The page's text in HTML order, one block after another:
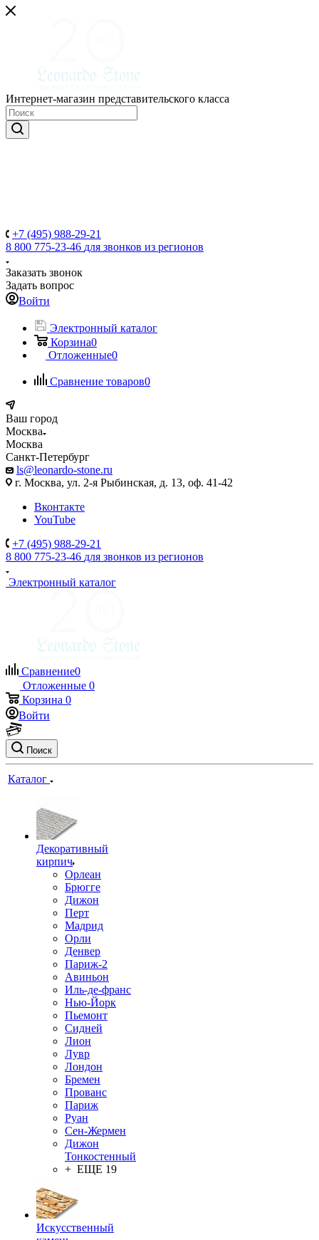
Интернет-магазин представительского класса
+7 (495) 988-29-21
8 800 775-23-46 для звонков из регионов
Заказать звонок
Задать вопрос
Войти
Электронный каталог
Корзина0
Отложенные0
Сравнение товаров0
Ваш город
Москва
Москва
Санкт-Петербург
ls@leonardo-stone.ru
г. Москва, ул. 2-я Рыбинская, д. 13, оф. 41-42
Вконтакте
YouTube
+7 (495) 988-29-21
8 800 775-23-46 для звонков из регионов
Электронный каталог
Сравнение0
Отложенные 0
Корзина 0
Войти
Поиск
Каталог
Декоративный
кирпич
Орлеан
Брюгге
Дижон
Перт
Мадрид
Орли
Денвер
Париж-2
Авиньон
Иль-де-франс
Нью-Йорк
Пьемонт
Сидней
Лион
Лувр
Лондон
Бремен
Прованс
Париж
Руан
Сен-Жермен
Дижон
Тонкостенный
+ ЕЩЕ 19
Искусственный